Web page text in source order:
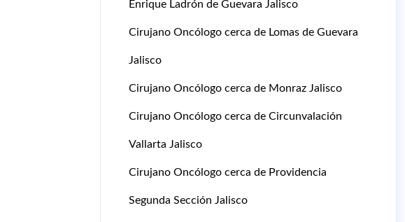
Enrique Ladrón de Guevara Jalisco
Cirujano Oncólogo cerca de Lomas de Guevara
Jalisco
Cirujano Oncólogo cerca de Monraz Jalisco
Cirujano Oncólogo cerca de Circunvalación
Vallarta Jalisco
Cirujano Oncólogo cerca de Providencia
Segunda Sección Jalisco